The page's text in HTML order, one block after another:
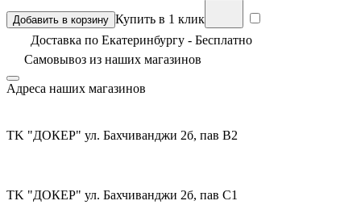
Добавить в корзину Купить в 1 клик
Доставка по Екатеринбургу - Бесплатно
Самовывоз из наших магазинов
Адреса наших магазинов
TK "ДОКЕР" ул. Бахчиванджи 2б, пав В2
TK "ДОКЕР" ул. Бахчиванджи 2б, пав С1